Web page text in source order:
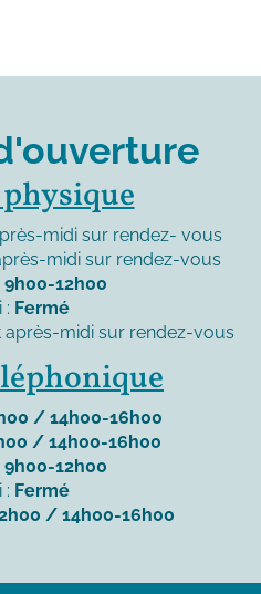
midi sur rendez- vous
midi sur rendez-vous
9h00-12h00
: Fermé
après-midi sur rendez-vous
/ 14h00-16h00
/ 14h00-16h00
9h00-12h00
: Fermé
/ 14h00-16h00